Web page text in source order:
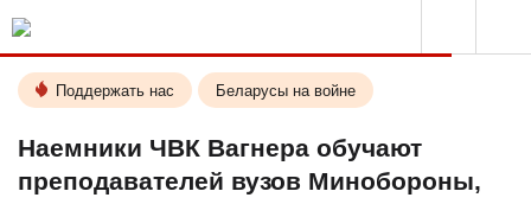
Поддержать нас Беларусы на войне
Наемники ЧВК Вагнера обучают
преподавателей вузов Минобороны,